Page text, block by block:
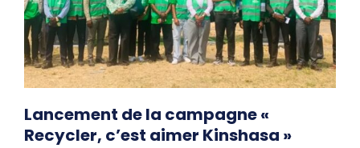
Lancement de la campagne «
Recycler, c’est aimer Kinshasa »